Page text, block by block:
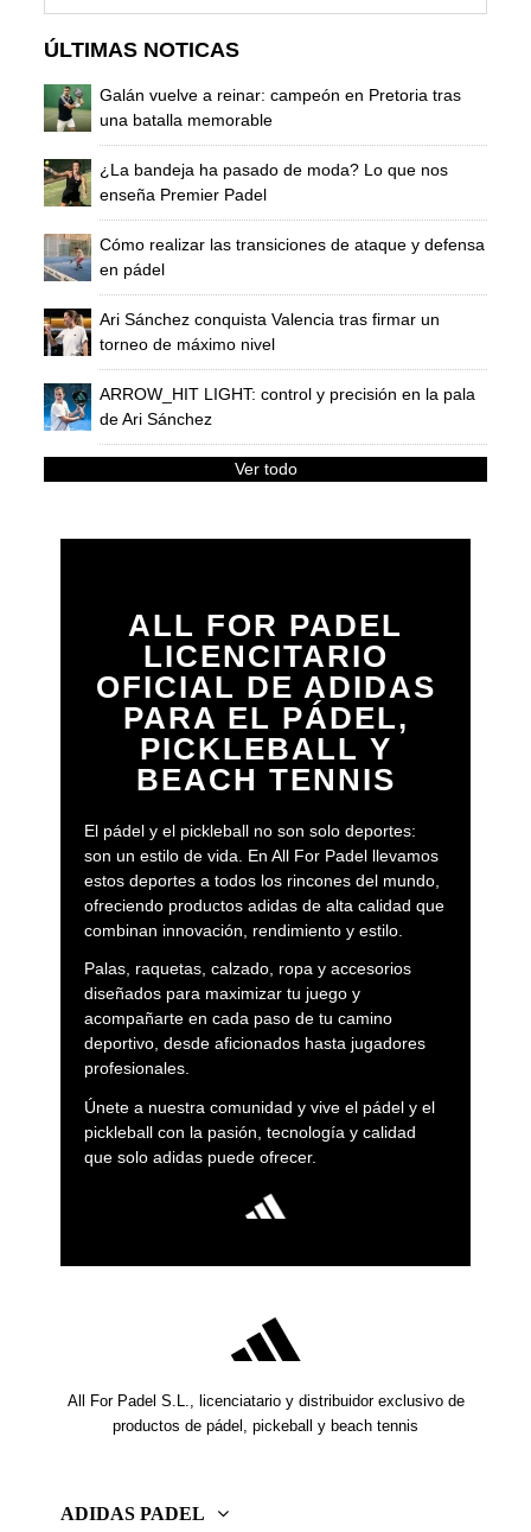
ÚLTIMAS NOTICAS
Galán vuelve a reinar: campeón en Pretoria tras
una batalla memorable
¿La bandeja ha pasado de moda? Lo que nos
enseña Premier Padel
Cómo realizar las transiciones de ataque y defensa
en pádel
Ari Sánchez conquista Valencia tras firmar un
torneo de máximo nivel
ARROW_HIT LIGHT: control y precisión en la pala
de Ari Sánchez
Ver todo
ALL FOR PADEL
LICENCITARIO
OFICIAL DE ADIDAS
PARA EL PÁDEL,
PICKLEBALL Y
BEACH TENNIS
El pádel y el pickleball no son solo deportes:
son un estilo de vida. En All For Padel llevamos
estos deportes a todos los rincones del mundo,
ofreciendo productos adidas de alta calidad que
combinan innovación, rendimiento y estilo.
Palas, raquetas, calzado, ropa y accesorios
diseñados para maximizar tu juego y
acompañarte en cada paso de tu camino
deportivo, desde aficionados hasta jugadores
profesionales.
Únete a nuestra comunidad y vive el pádel y el
pickleball con la pasión, tecnología y calidad
que solo adidas puede ofrecer.
All For Padel S.L., licenciatario y distribuidor exclusivo de
productos de pádel, pickeball y beach tennis
ADIDAS PADEL